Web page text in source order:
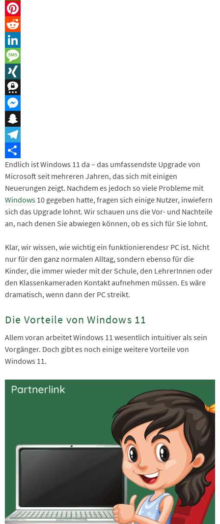
WhatsApp
Pinterest
Reddit
LinkedIn
Message
XING
Threema
Messenger
Snapchat
Telegram
Teilen
Endlich ist Windows 11 da – das umfassendste Upgrade von
Microsoft seit mehreren Jahren, das sich mit einigen
Neuerungen zeigt. Nachdem es jedoch so viele Probleme mit
Windows 10 gegeben hatte, fragen sich einige Nutzer, inwiefern
sich das Upgrade lohnt. Wir schauen uns die Vor- und Nachteile
an, nach denen Sie abwiegen können, ob es sich für Sie lohnt.
Klar, wir wissen, wie wichtig ein funktionierendesr PC ist. Nicht
nur für den ganz normalen Alltag, sondern ebenso für die
Kinder, die immer wieder mit der Schule, den LehrerInnen oder
den Klassenkameraden Kontakt aufnehmen müssen. Es wäre
dramatisch, wenn dann der PC streikt.
Die Vorteile von Windows 11
Allem voran arbeitet Windows 11 wesentlich intuitiver als sein
Vorgänger. Doch gibt es noch einige weitere Vorteile von
Windows 11.